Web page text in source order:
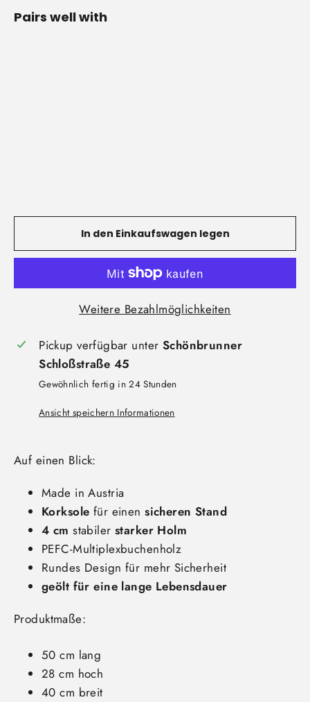
Pairs well with
In den Einkaufswagen legen
Weitere Bezahlmöglichkeiten
Pickup verfügbar unter Schönbrunner
Schloßstraße 45
Gewöhnlich fertig in 24 Stunden
Ansicht speichern Informationen
Auf einen Blick:
Made in Austria
Korksole für einensicheren Stand
4 cm stabiler starker Holm
PEFC-Multiplexbuchenholz
Rundes Design für mehr Sicherheit
geölt für eine lange Lebensdauer
Produktmaße:
50 cm lang
28 cm hoch
40 cm breit